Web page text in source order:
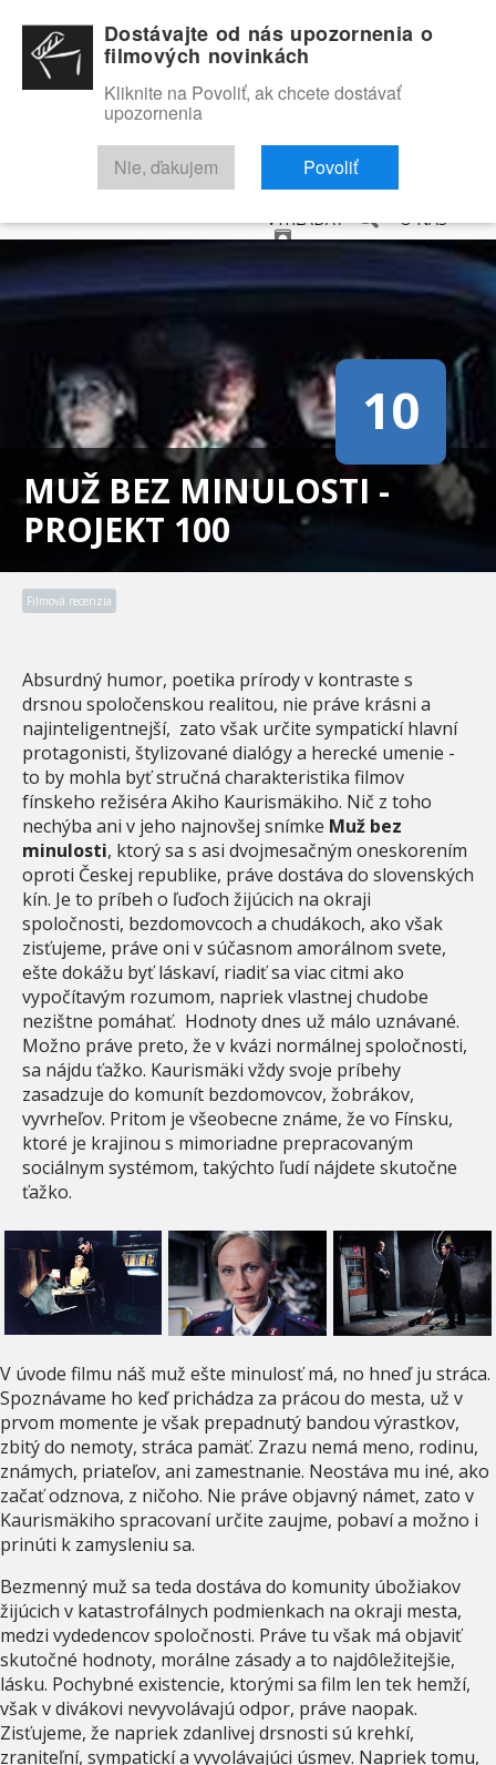
RECENZIE TRAILERY FILMOVÁ DATABÁZA
VYHĽADAŤ O NÁS
MUŽ BEZ MINULOSTI -
PROJEKT 100
10
Filmová recenzia
Absurdný humor, poetika prírody v kontraste s
drsnou spoločenskou realitou, nie práve krásni a
najinteligentnejší, zato však určite sympatickí hlavní
protagonisti, štylizované dialógy a herecké umenie -
to by mohla byť stručná charakteristika filmov
fínskeho režiséra Akiho Kaurismäkiho. Nič z toho
nechýba ani v jeho najnovšej snímke Muž bez
minulosti, ktorý sa s asi dvojmesačným oneskorením
oproti Českej republike, práve dostáva do slovenských
kín. Je to príbeh o ľuďoch žijúcich na okraji
spoločnosti, bezdomovcoch a chudákoch, ako však
zisťujeme, práve oni v súčasnom amorálnom svete,
ešte dokážu byť láskaví, riadiť sa viac citmi ako
vypočítavým rozumom, napriek vlastnej chudobe
nezištne pomáhať. Hodnoty dnes už málo uznávané.
Možno práve preto, že v kvázi normálnej spoločnosti,
sa nájdu ťažko. Kaurismäki vždy svoje príbehy
zasadzuje do komunít bezdomovcov, žobrákov,
vyvrheľov. Pritom je všeobecne známe, že vo Fínsku,
ktoré je krajinou s mimoriadne prepracovaným
sociálnym systémom, takýchto ľudí nájdete skutočne
ťažko.
V úvode filmu náš muž ešte minulosť má, no hneď ju stráca.
Spoznávame ho keď prichádza za prácou do mesta, už v
prvom momente je však prepadnutý bandou výrastkov,
zbitý do nemoty, stráca pamäť. Zrazu nemá meno, rodinu,
známych, priateľov, ani zamestnanie. Neostáva mu iné, ako
začať odznova, z ničoho. Nie práve objavný námet, zato v
Kaurismäkiho spracovaní určite zaujme, pobaví a možno i
prinúti k zamysleniu sa.
Bezmenný muž sa teda dostáva do komunity úbožiakov
žijúcich v katastrofálnych podmienkach na okraji mesta,
medzi vydedencov spoločnosti. Práve tu však má objaviť
skutočné hodnoty, morálne zásady a to najdôležitejšie,
lásku. Pochybné existencie, ktorými sa film len tek hemží,
však v divákovi nevyvolávajú odpor, práve naopak.
Zisťujeme, že napriek zdanlivej drsnosti sú krehkí,
zraniteľní, sympatickí a vyvolávajúci úsmev. Napriek tomu,
Dostávajte od nás upozornenia o
filmových novinkách
Kliknite na Povoliť, ak chcete dostávať
upozornenia
Nie, ďakujem Povoliť